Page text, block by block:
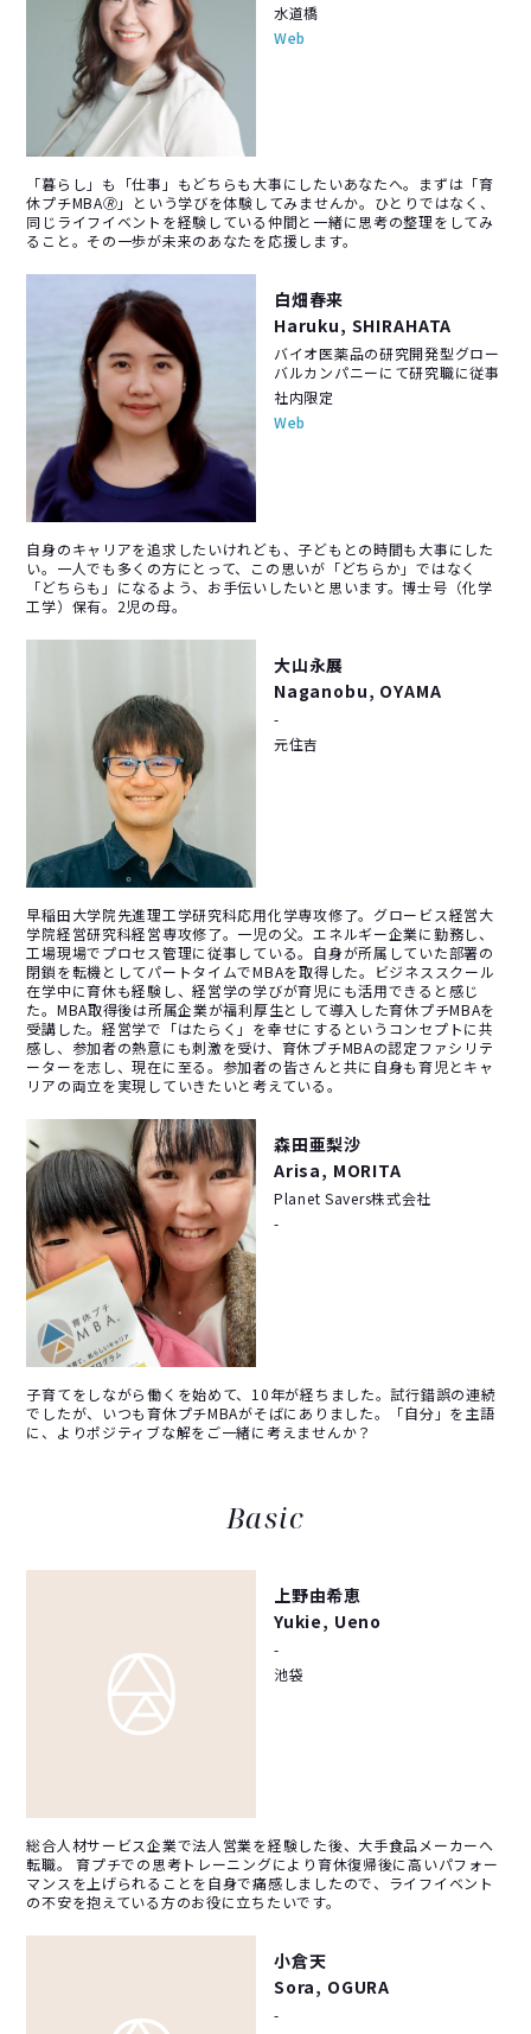
水道橋
Web
「暮らし」も「仕事」もどちらも大事にしたいあなたへ。まずは「育
休プチMBA🄬」という学びを体験してみませんか。ひとりではなく、
同じライフイベントを経験している仲間と一緒に思考の整理をしてみ
ること。その一歩が未来のあなたを応援します。
白畑春来
Haruku, SHIRAHATA
バイオ医薬品の研究開発型グロー
バルカンパニーにて研究職に従事
社内限定
Web
自身のキャリアを追求したいけれども、子どもとの時間も大事にした
い。一人でも多くの方にとって、この思いが「どちらか」ではなく
「どちらも」になるよう、お手伝いしたいと思います。博士号（化学
工学）保有。2児の母。
大山永展
Naganobu, OYAMA
-
元住吉
早稲田大学院先進理工学研究科応用化学専攻修了。グロービス経営大
学院経営研究科経営専攻修了。一児の父。エネルギー企業に勤務し、
工場現場でプロセス管理に従事している。自身が所属していた部署の
閉鎖を転機としてパートタイムでMBAを取得した。ビジネススクール
在学中に育休も経験し、経営学の学びが育児にも活用できると感じ
た。MBA取得後は所属企業が福利厚生として導入した育休プチMBAを
受講した。経営学で「はたらく」を幸せにするというコンセプトに共
感し、参加者の熱意にも刺激を受け、育休プチMBAの認定ファシリテ
ーターを志し、現在に至る。参加者の皆さんと共に自身も育児とキャ
リアの両立を実現していきたいと考えている。
森田亜梨沙
Arisa, MORITA
Planet Savers株式会社
-
子育てをしながら働くを始めて、10年が経ちました。試行錯誤の連続
でしたが、いつも育休プチMBAがそばにありました。「自分」を主語
に、よりポジティブな解をご一緒に考えませんか？
Basic
上野由希恵
Yukie, Ueno
-
池袋
総合人材サービス企業で法人営業を経験した後、大手食品メーカーへ
転職。 育プチでの思考トレーニングにより育休復帰後に高いパフォー
マンスを上げられることを自身で痛感しましたので、ライフイベント
の不安を抱えている方のお役に立ちたいです。
小倉天
Sora, OGURA
-